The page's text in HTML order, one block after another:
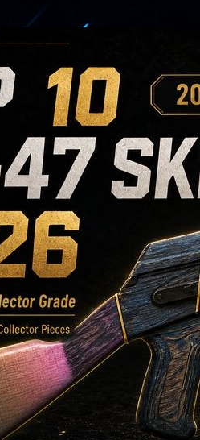
que vale la pena comprar
AK-47 que vale la pena comprar en
hasta elecciones de alta gama
compara estilo, nivel de precio,
consejos de compra para ayudar a
mejor skin de AK-47 para su